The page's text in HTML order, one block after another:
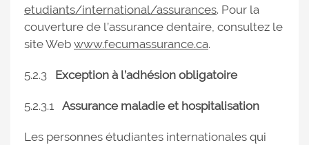
etudiants/international/assurances. Pour la
couverture de l’assurance dentaire, consultez le
site Web www.fecumassurance.ca.
5.2.3 Exception à l’adhésion obligatoire
5.2.3.1 Assurance maladie et hospitalisation
Les personnes étudiantes internationales qui